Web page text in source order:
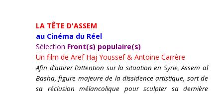
LA TÊTE D'ASSEM
au Cinéma du Réel
Sélection Front(s) populaire(s)
Un film de Aref Haj Youssef & Antoine Carrère
Afin d’attirer l’attention sur la situation en Syrie, Assem al
Basha, figure majeure de la dissidence artistique, sort de
sa réclusion mélancolique pour sculpter sa dernière